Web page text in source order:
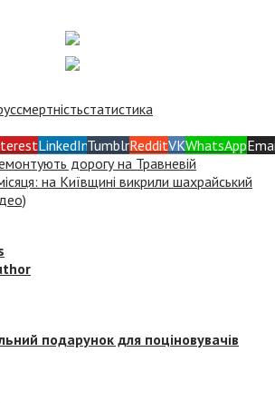
смертністьстатистика
LinkedInTumblrRedditVKWhatsApp
дорогу на Травневій
на Київщині викрили шахрайський
подарунок для поціновувачів